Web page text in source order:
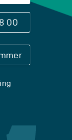
00